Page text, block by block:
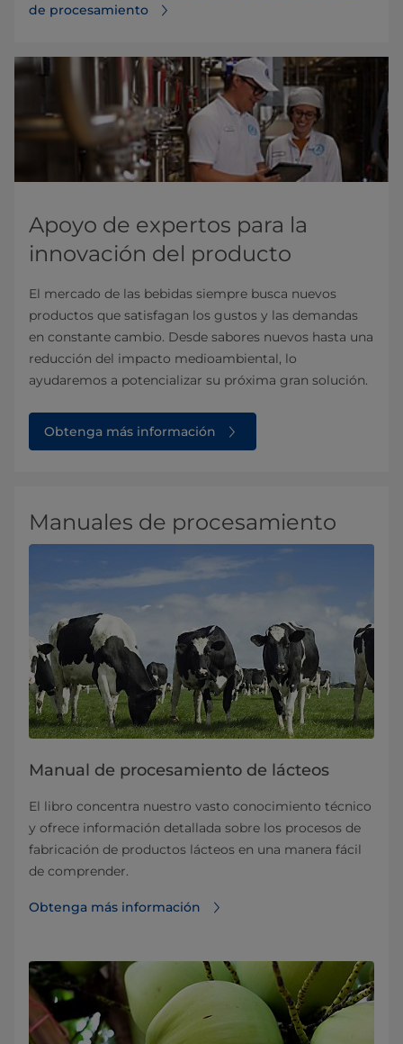
de procesamiento
Apoyo de expertos para la
innovación del producto
El mercado de las bebidas siempre busca nuevos
productos que satisfagan los gustos y las demandas
en constante cambio. Desde sabores nuevos hasta una
reducción del impacto medioambiental, lo
ayudaremos a potencializar su próxima gran solución.
Obtenga más información
Manuales de procesamiento
Manual de procesamiento de lácteos
​El libro concentra nuestro vasto conocimiento técnico
y ofrece información detallada sobre los procesos de
fabricación de productos lácteos en una manera fácil
de comprender.
Obtenga más información